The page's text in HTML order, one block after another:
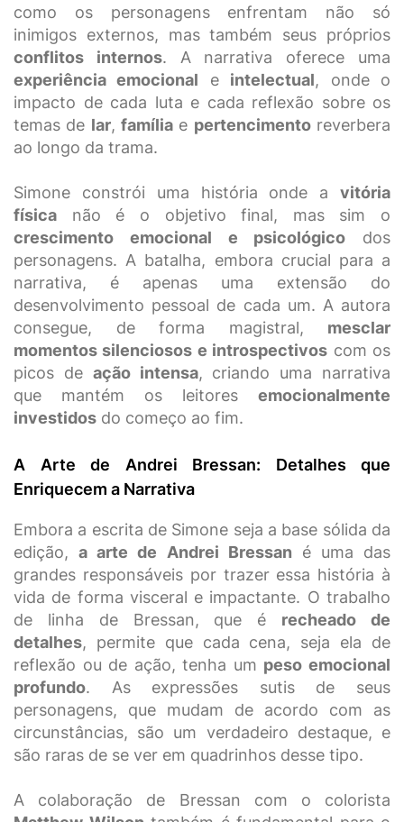
como os personagens enfrentam não só
inimigos externos, mas também seus próprios
conflitos internos. A narrativa oferece uma
experiência emocional e intelectual, onde o
impacto de cada luta e cada reflexão sobre os
temas de lar,família e pertencimentoreverbera
ao longo da trama.
Simone constrói uma história onde a vitória
física não é o objetivo final, mas sim o
crescimento emocional e psicológico dos
personagens. A batalha, embora crucial para a
narrativa, é apenas uma extensão do
desenvolvimento pessoal de cada um. A autora
consegue, de forma magistral, mesclar
momentos silenciosos e introspectivos com os
picos de ação intensa, criando uma narrativa
que mantém os leitores emocionalmente
investidos do começo ao fim.
A Arte de Andrei Bressan: Detalhes que
Enriquecem a Narrativa
Embora a escrita de Simone seja a base sólida da
edição,a arte de Andrei Bressan é uma das
grandes responsáveis por trazer essa história à
vida de forma visceral e impactante. O trabalho
de linha de Bressan, que é recheado de
detalhes, permite que cada cena, seja ela de
reflexão ou de ação, tenha um peso emocional
profundo. As expressões sutis de seus
personagens, que mudam de acordo com as
circunstâncias, são um verdadeiro destaque, e
são raras de se ver em quadrinhos desse tipo.
A colaboração de Bressan com o colorista